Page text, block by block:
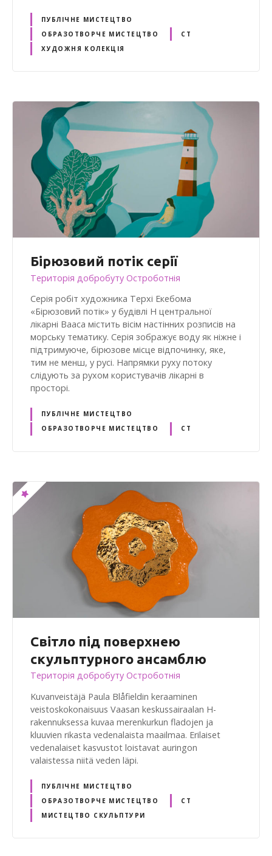
ПУБЛІЧНЕ МИСТЕЦТВО
ОБРАЗОТВОРЧЕ МИСТЕЦТВО
СТ
ХУДОЖНЯ КОЛЕКЦІЯ
Бірюзовий потік серії
Територія добробуту Остроботнія
Серія робіт художника Терхі Екебома
«Бірюзовий потік» у будівлі H центральної
лікарні Вааса містить вісім настінних розписів на
морську тематику. Серія зображує воду як ніжне і
підтримуюче, бірюзове місце відпочинку, яке,
тим не менш, у русі. Напрямки руху потоку
слідують за рухом користувачів лікарні в
просторі.
ПУБЛІЧНЕ МИСТЕЦТВО
ОБРАЗОТВОРЧЕ МИСТЕЦТВО
СТ
Світло під поверхнею
скульптурного ансамблю
Територія добробуту Остроботнія
Kuvanveistäjä Paula Blåfieldin keraaminen
veistoskokonaisuus Vaasan keskussairaalan H-
rakennuksessa kuvaa merenkurkun fladojen ja
kluuvien rikasta vedenalaista maailmaa. Erilaiset
vedenalaiset kasvustot loistavat auringon
valaistessa niitä veden läpi.
ПУБЛІЧНЕ МИСТЕЦТВО
ОБРАЗОТВОРЧЕ МИСТЕЦТВО
СТ
МИСТЕЦТВО СКУЛЬПТУРИ